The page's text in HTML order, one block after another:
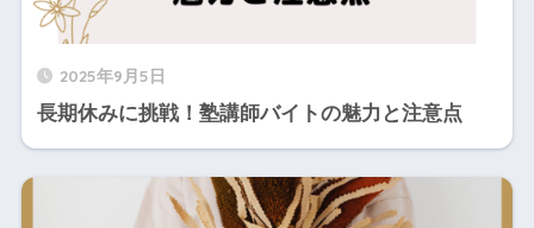
2025年9月5日
長期休みに挑戦！塾講師バイトの魅力と注意点